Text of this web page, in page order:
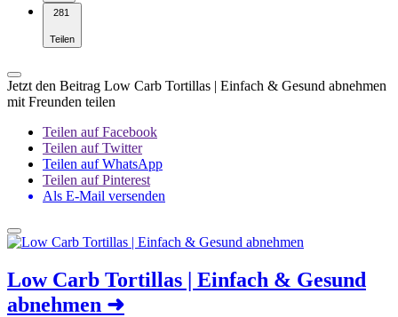
281
Teilen
Jetzt den Beitrag Low Carb Tortillas | Einfach & Gesund abnehmen
mit Freunden teilen
Teilen auf Facebook
Teilen auf Twitter
Teilen auf WhatsApp
Teilen auf Pinterest
Als E-Mail versenden
Low Carb Tortillas | Einfach & Gesund
abnehmen ➜